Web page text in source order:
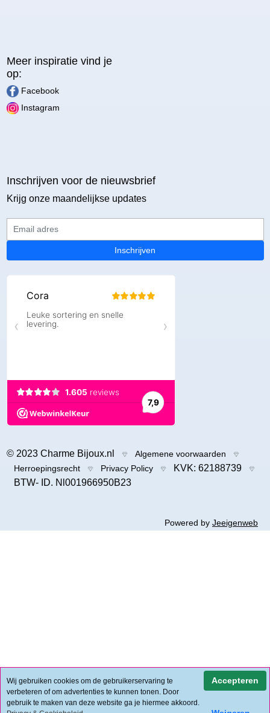
Meer inspiratie vind je
op:
Facebook
Instagram
Inschrijven voor de nieuwsbrief
Krijg onze maandelijkse updates
Email adres
Inschrijven
© 2023 Charme Bijoux.nl
Algemene voorwaarden
Herroepingsrecht
Privacy Policy
KVK: 62188739
BTW- ID. Nl001966950B23
Powered by Jeeigenweb
Wij gebruiken cookies om de gebruikerservaring te
verbeteren of om advertenties te kunnen tonen. Door
gebruik te maken van deze website ga je hiermee akkoord.
Accepteren